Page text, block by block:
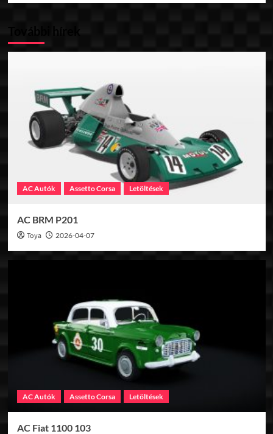
További hírek
AC Autók Assetto Corsa Letöltések
AC BRM P201
Toya 2026-04-07
AC Autók Assetto Corsa Letöltések
AC Fiat 1100 103